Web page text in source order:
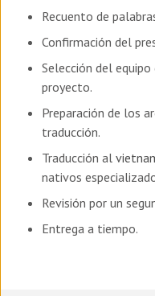
Recuento de
Confirmación del
Selección del
proyecto.
Preparación de los
traducción.
Traducción al
nativos
Revisión por un
Entrega a tiempo.